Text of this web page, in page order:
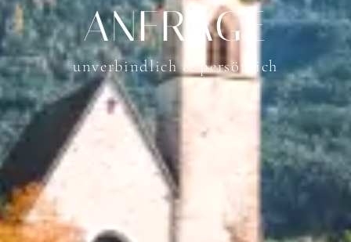
ANFRAGE
unverbindlich & persönlich